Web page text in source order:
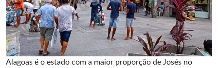
Alagoas é o estado com a maior proporção de Josés no